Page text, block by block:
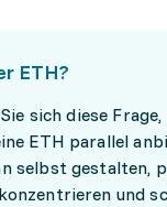
ETH?
sich diese
ETH parallel
selbst gestalten,
und